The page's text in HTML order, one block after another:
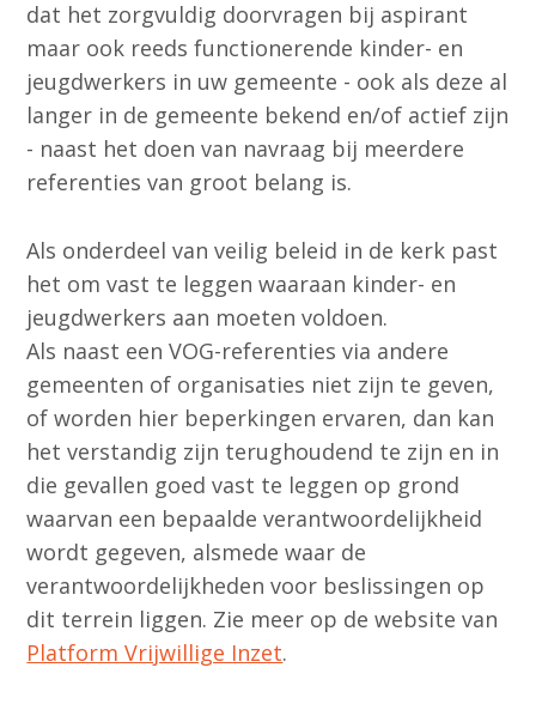
dat het zorgvuldig doorvragen bij aspirant
maar ook reeds functionerende kinder- en
jeugdwerkers in uw gemeente - ook als deze al
langer in de gemeente bekend en/of actief zijn
- naast het doen van navraag bij meerdere
referenties van groot belang is.
Als onderdeel van veilig beleid in de kerk past
het om vast te leggen waaraan kinder- en
jeugdwerkers aan moeten voldoen.
Als naast een VOG-referenties via andere
gemeenten of organisaties niet zijn te geven,
of worden hier beperkingen ervaren, dan kan
het verstandig zijn terughoudend te zijn en in
die gevallen goed vast te leggen op grond
waarvan een bepaalde verantwoordelijkheid
wordt gegeven, alsmede waar de
verantwoordelijkheden voor beslissingen op
dit terrein liggen. Zie meer op de website van
Platform Vrijwillige Inzet.